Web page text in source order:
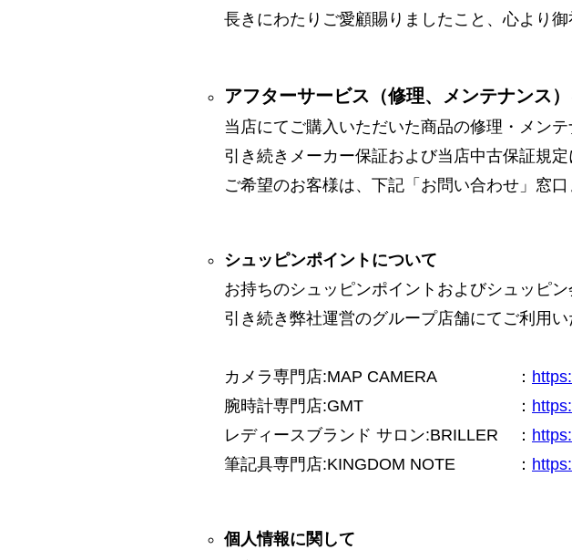
長きにわたりご愛顧賜りましたこと、心より御
アフターサービス（修理、メンテナンス
当店にてご購入いただいた商品の修理・メンテ
引き続きメーカー保証および当店中古保証規
ご希望のお客様は、下記「お問い合わせ」窓
シュッピンポイントについて
お持ちのシュッピンポイントおよびシュッピン
引き続き弊社運営のグループ店舗にてご利用い
カメラ専門店:MAP CAMERA ：
腕時計専門店:GMT
：
レディースブランド サロン:BRILLER
：
筆記具専門店:KINGDOM NOTE
：
個人情報に関して